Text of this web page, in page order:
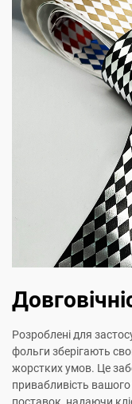
Розроблені для
фольги зберігають
жорстких умов. Це
привабливість